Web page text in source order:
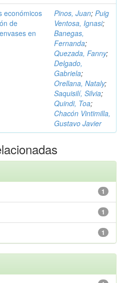
económicos
de
en
Pinos, Juan; Puig
Ventosa, Ignasi;
Banegas,
Fernanda;
Quezada, Fanny;
Delgado,
Gabriela;
Orellana, Nataly;
Saquisilí, Silvia;
Quindi, Toa;
Chacón Vintimilla,
Gustavo Javier
1
1
1